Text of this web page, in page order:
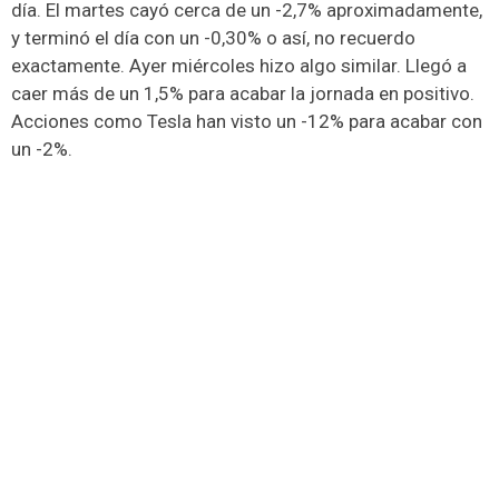
día. El martes cayó cerca de un -2,7% aproximadamente,
y terminó el día con un -0,30% o así, no recuerdo
exactamente. Ayer miércoles hizo algo similar. Llegó a
caer más de un 1,5% para acabar la jornada en positivo.
Acciones como Tesla han visto un -12% para acabar con
un -2%.